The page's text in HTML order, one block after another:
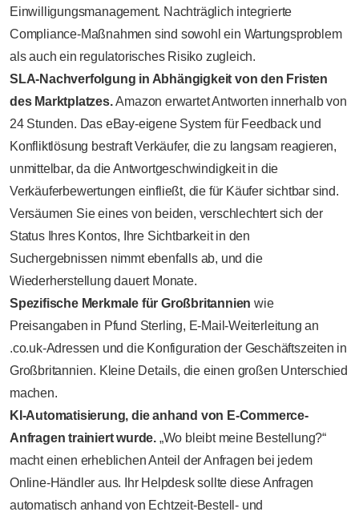
Einwilligungsmanagement. Nachträglich integrierte
Compliance-Maßnahmen sind sowohl ein Wartungsproblem
als auch ein regulatorisches Risiko zugleich.
SLA-Nachverfolgung in Abhängigkeit von den Fristen
des Marktplatzes.Amazon erwartet Antworten innerhalb von
24 Stunden. Das eBay-eigene System für Feedback und
Konfliktlösung bestraft Verkäufer, die zu langsam reagieren,
unmittelbar, da die Antwortgeschwindigkeit in die
Verkäuferbewertungen einfließt, die für Käufer sichtbar sind.
Versäumen Sie eines von beiden, verschlechtert sich der
Status Ihres Kontos, Ihre Sichtbarkeit in den
Suchergebnissen nimmt ebenfalls ab, und die
Wiederherstellung dauert Monate.
Spezifische Merkmale für Großbritannien wie
Preisangaben in Pfund Sterling, E-Mail-Weiterleitung an
.co.uk-Adressen und die Konfiguration der Geschäftszeiten in
Großbritannien. Kleine Details, die einen großen Unterschied
machen.
KI-Automatisierung, die anhand von E-Commerce-
Anfragen trainiert wurde. „Wo bleibt meine Bestellung?“
macht einen erheblichen Anteil der Anfragen bei jedem
Online-Händler aus. Ihr Helpdesk sollte diese Anfragen
automatisch anhand von Echtzeit-Bestell- und